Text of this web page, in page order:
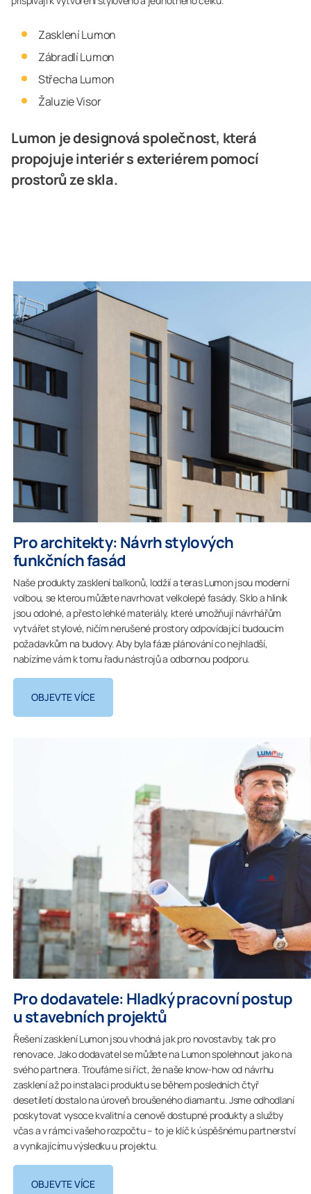
Zasklení Lumon
Zábradlí Lumon
Střecha Lumon
Žaluzie Visor
Lumon je designová společnost, která
propojuje interiér s exteriérem pomocí
prostorů ze skla.
Pro architekty: Návrh stylových
funkčních fasád
Naše produkty zasklení balkonů, lodžií a teras Lumon jsou moderní
volbou, se kterou můžete navrhovat velkolepé fasády. Sklo a hliník
jsou odolné, a přesto lehké materiály, které umožňují návrhářům
vytvářet stylové, ničím nerušené prostory odpovídající budoucím
požadavkům na budovy. Aby byla fáze plánování co nejhladší,
nabízíme vám k tomu řadu nástrojů a odbornou podporu.
OBJEVTE VÍCE
Pro dodavatele: Hladký pracovní postup
u stavebních projektů
Řešení zasklení Lumon jsou vhodná jak pro novostavby, tak pro
renovace. Jako dodavatel se můžete na Lumon spolehnout jako na
svého partnera. Troufáme si říct, že naše know-how od návrhu
zasklení až po instalaci produktu se během posledních čtyř
desetiletí dostalo na úroveň broušeného diamantu. Jsme odhodlaní
poskytovat vysoce kvalitní a cenově dostupné produkty a služby
včas a v rámci vašeho rozpočtu – to je klíč k úspěšnému partnerství
a vynikajícímu výsledku u projektu.
OBJEVTE VÍCE